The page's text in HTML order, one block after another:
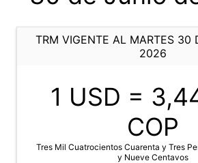
TRM VIGENTE AL MARTES 30
2026
1 USD =
COP
Tres Mil Cuatrocientos Cuarenta y Tres
y Nueve Centavos